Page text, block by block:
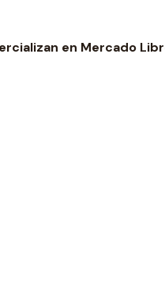
en Mercado